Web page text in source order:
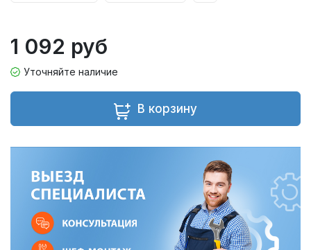
1 092 руб
Уточняйте наличие
В корзину